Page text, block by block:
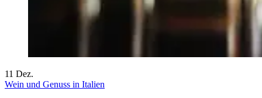
11 Dez.
Wein und Genuss in Italien